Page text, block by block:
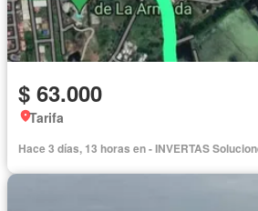
$ 63.000
Tarifa